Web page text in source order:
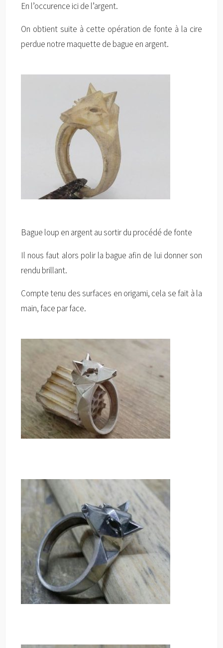
En l’occurence ici de l’argent.
On obtient suite à cette opération de fonte à la cire
perdue notre maquette de bague en argent.
Bague loup en argent au sortir du procédé de fonte
Il nous faut alors polir la bague afin de lui donner son
rendu brillant.
Compte tenu des surfaces en origami, cela se fait à la
main, face par face.